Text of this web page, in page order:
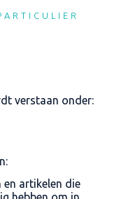
verstaan onder:
en artikelen die